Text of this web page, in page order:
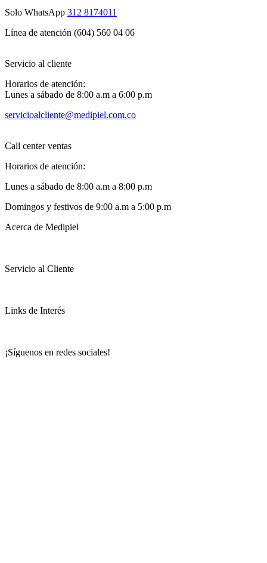
Solo WhatsApp 312 8174011
Línea de atención (604) 560 04 06
Servicio al cliente
Horarios de atención:
Lunes a sábado de 8:00 a.m a 6:00 p.m
servicioalcliente@medipiel.com.co
Call center ventas
Horarios de atención:
Lunes a sábado de 8:00 a.m a 8:00 p.m
Domingos y festivos de 9:00 a.m a 5:00 p.m
Acerca de Medipiel
Servicio al Cliente
Links de Interés
¡Síguenos en redes sociales!